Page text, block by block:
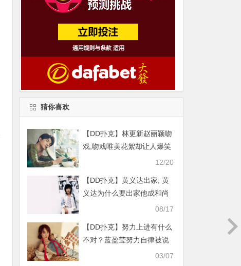
猜你喜欢
【DD扑克】林更新赵丽颖吻
戏,吻戏唯美花絮却让人爆笑
12/20
【DD扑克】黄义达出家, 黄
义达为什么要出家他成和尚
08/17
【DD扑克】努力上进有什么
不对？蓝盈莹努力自律被说
03/07